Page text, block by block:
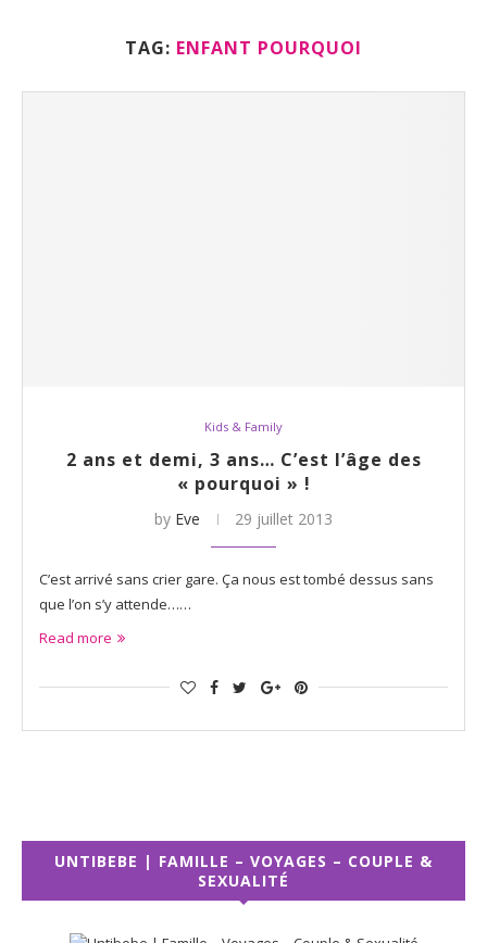
TAG: ENFANT POURQUOI
Kids & Family
2 ans et demi, 3 ans… C’est l’âge des
« pourquoi » !
by Eve 29 juillet 2013
C’est arrivé sans crier gare. Ça nous est tombé dessus sans
que l’on s’y attende……
Read more
UNTIBEBE | FAMILLE – VOYAGES – COUPLE &
SEXUALITÉ